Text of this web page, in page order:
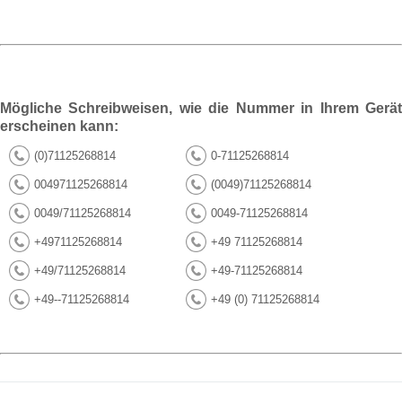
Mögliche Schreibweisen, wie die Nummer in Ihrem Gerät
erscheinen kann:
(0)71125268814 0-71125268814
004971125268814 (0049)71125268814
0049/71125268814 0049-71125268814
+4971125268814 +49 71125268814
+49/71125268814 +49-71125268814
+49--71125268814 +49 (0) 71125268814